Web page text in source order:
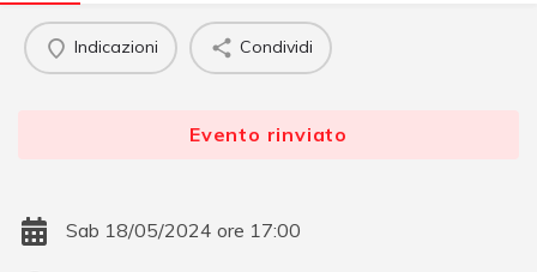
Indicazioni Condividi
Evento rinviato
Sab 18/05/2024 ore 17:00